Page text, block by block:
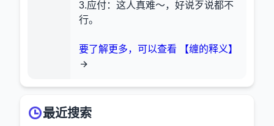
3.应付：这人真难～，好说歹说都不
行。
要了解更多，可以查看 【缠的释义】
最近搜索